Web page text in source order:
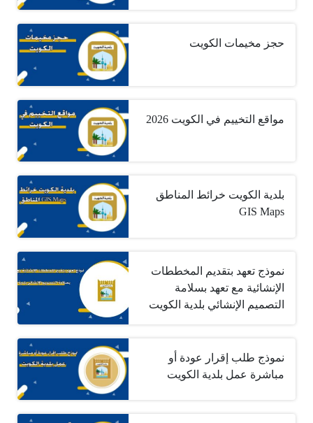
حجز مخيمات الكويت
مواقع التخييم في الكويت 2026
بلدية الكويت خرائط المناطق
GIS Maps
نموذج تعهد بتقديم المخططات
الإنشائية مع تعهد بسلامة
التصميم الإنشائي بلدية الكويت
نموذج طلب إقرار عودة أو
مباشرة عمل بلدية الكويت